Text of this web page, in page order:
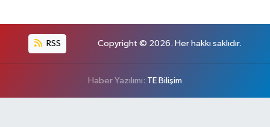
RSS Copyright © 2026. Her hakkı saklıdır.
Haber Yazılımı: TE Bilişim